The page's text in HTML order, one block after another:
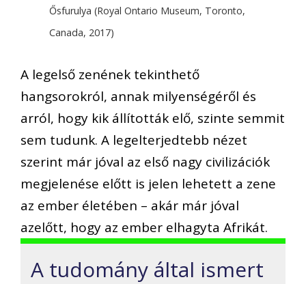
Ősfurulya (Royal Ontario Museum, Toronto,
Canada, 2017)
A legelső zenének tekinthető
hangsorokról, annak milyenségéről és
arról, hogy kik állították elő, szinte semmit
sem tudunk. A legelterjedtebb nézet
szerint már jóval az első nagy civilizációk
megjelenése előtt is jelen lehetett a zene
az ember életében – akár már jóval
azelőtt, hogy az ember elhagyta Afrikát.
A tudomány által ismert